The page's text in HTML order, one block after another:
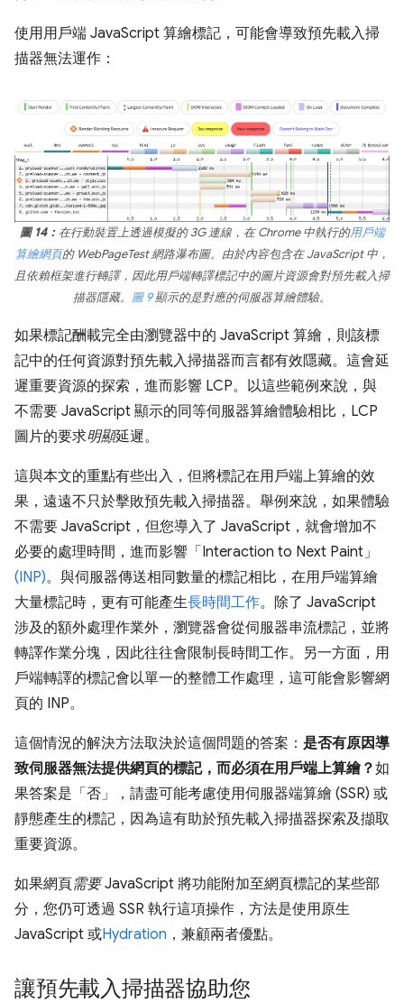
使用用戶端 JavaScript 算繪標記，可能會導致預先載入掃
描器無法運作：
圖 14： 在行動裝置上透過模擬的 3G 連線，在 Chrome 中執行的用戶端
算繪網頁的 WebPageTest 網路瀑布圖。由於內容包含在 JavaScript 中，
且依賴框架進行轉譯，因此用戶端轉譯標記中的圖片資源會對預先載入掃
描器隱藏。 圖 9顯示的是對應的伺服器算繪體驗。
如果標記酬載完全由瀏覽器中的 JavaScript 算繪，則該標
記中的任何資源對預先載入掃描器而言都有效隱藏。這會延
遲重要資源的探索，進而影響 LCP。以這些範例來說，與
不需要 JavaScript 顯示的同等伺服器算繪體驗相比，LCP
圖片的要求明顯延遲。
這與本文的重點有些出入，但將標記在用戶端上算繪的效
果，遠遠不只於擊敗預先載入掃描器。舉例來說，如果體驗
不需要 JavaScript，但您導入了 JavaScript，就會增加不
必要的處理時間，進而影響「Interaction to Next Paint」
(INP)。與伺服器傳送相同數量的標記相比，在用戶端算繪
大量標記時，更有可能產生長時間工作。除了 JavaScript
涉及的額外處理作業外，瀏覽器會從伺服器串流標記，並將
轉譯作業分塊，因此往往會限制長時間工作。另一方面，用
戶端轉譯的標記會以單一的整體工作處理，這可能會影響網
頁的 INP。
這個情況的解決方法取決於這個問題的答案： 是否有原因導
致伺服器無法提供網頁的標記，而必須在用戶端上算繪？如
果答案是「否」，請盡可能考慮使用伺服器端算繪 (SSR) 或
靜態產生的標記，因為這有助於預先載入掃描器探索及擷取
重要資源。
如果網頁需要JavaScript 將功能附加至網頁標記的某些部
分，您仍可透過 SSR 執行這項操作，方法是使用原生
JavaScript 或Hydration ，兼顧兩者優點。
讓預先載入掃描器協助您